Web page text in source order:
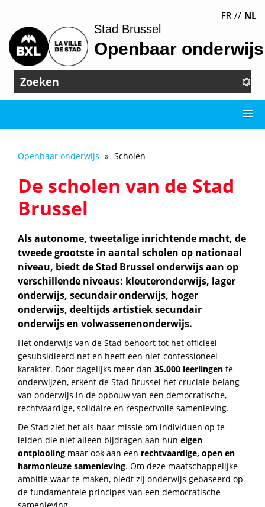
naar
de
inhoud
gaan
FR NL
Stad Brussel
Openbaar onderwijs
Zoeken
Kruimelpad
Openbaar onderwijs Scholen
De scholen van de Stad
Brussel
Als autonome, tweetalige inrichtende macht, de
tweede grootste in aantal scholen op nationaal
niveau, biedt de Stad Brussel onderwijs aan op
verschillende niveaus: kleuteronderwijs, lager
onderwijs, secundair onderwijs, hoger
onderwijs, deeltijds artistiek secundair
onderwijs en volwassenenonderwijs.
Het onderwijs van de Stad behoort tot het officieel
gesubsidieerd net en heeft een niet-confessioneel
karakter. Door dagelijks meer dan 35.000 leerlingen te
onderwijzen, erkent de Stad Brussel het cruciale belang
van onderwijs in de opbouw van een democratische,
rechtvaardige, solidaire en respectvolle samenleving.
De Stad ziet het als haar missie om individuen op te
leiden die niet alleen bijdragen aan hun eigen
ontplooiing maar ook aan een rechtvaardige, open en
harmonieuze samenleving. Om deze maatschappelijke
ambitie waar te maken, biedt zij onderwijs gebaseerd op
de fundamentele principes van een democratische